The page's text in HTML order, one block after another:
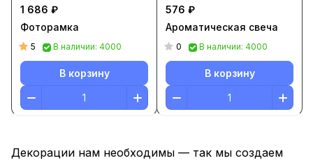
1 686 ₽
Фоторамка
5 В наличии: 4000
В корзину
576 ₽
Ароматическая свеча
0 В наличии: 4000
В корзину
Декорации нам необходимы — так мы создаем